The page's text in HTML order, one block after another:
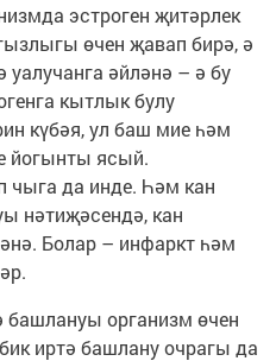
эстроген җитәрлек
өчен җавап бирә, ә
әйләнә – ә бу
кытлык булу
күбәя, ул баш мие һәм
йогынты ясый.
чыга да инде. Һәм кан
нәтиҗәсендә, кан
Болар – инфаркт һәм
организм өчен
иртә башлану очрагы да